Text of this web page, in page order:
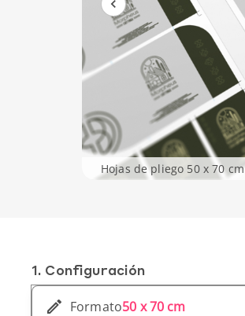
Hojas de pliego 50 x 70 cm
1. Conf­iguración
Formato50 x 70 cm